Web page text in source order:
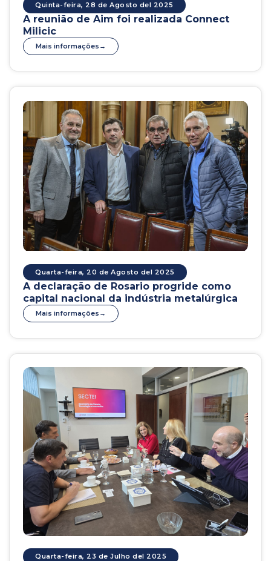
Quinta-feira, 28 de Agosto del 2025
A reunião de Aim foi realizada Connect
Milicic
Mais informações
Quarta-feira, 20 de Agosto del 2025
A declaração de Rosario progride como
capital nacional da indústria metalúrgica
Mais informações
Quarta-feira, 23 de Julho del 2025